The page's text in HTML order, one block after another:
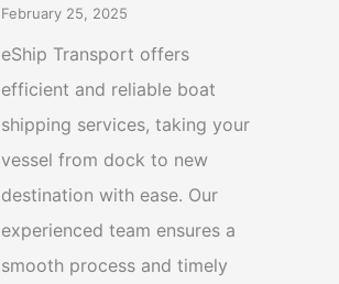
February 25, 2025
eShip Transport offers
efficient and reliable boat
shipping services, taking your
vessel from dock to new
destination with ease. Our
experienced team ensures a
smooth process and timely